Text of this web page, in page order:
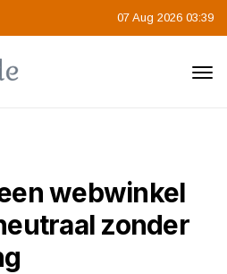
07 Aug 2026 03:39
webwinkel
zonder